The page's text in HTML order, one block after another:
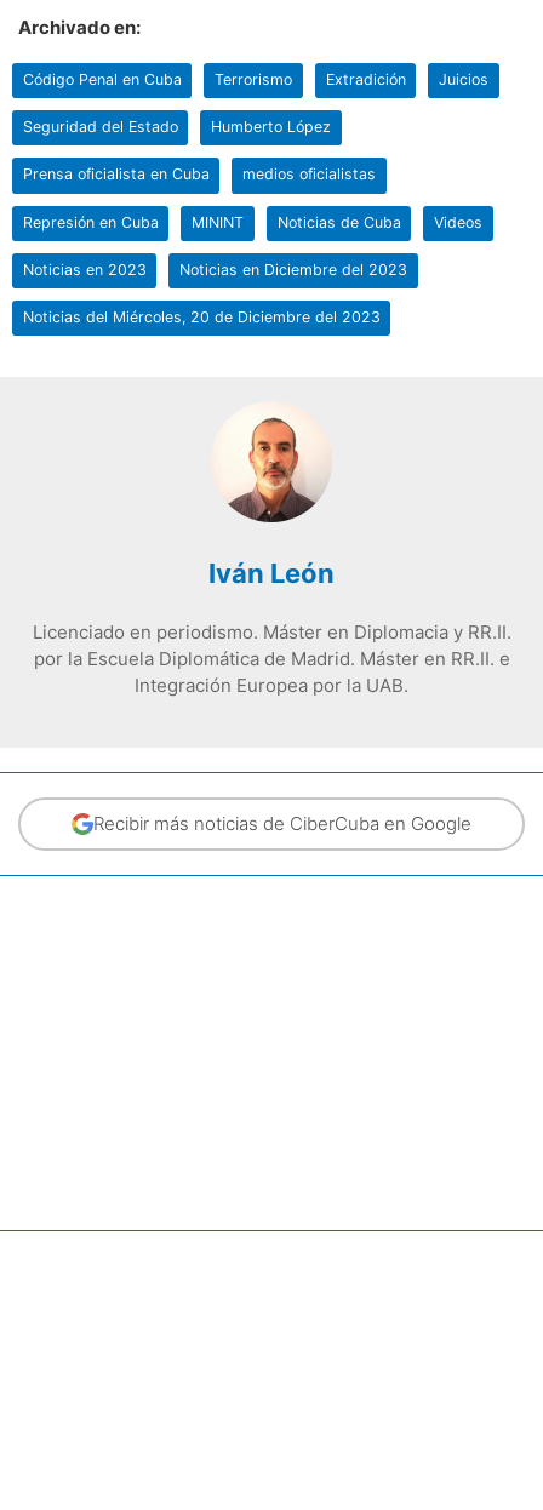
Archivado en:
Código Penal en Cuba Terrorismo Extradición Juicios
Seguridad del Estado Humberto López
Prensa oficialista en Cuba medios oficialistas
Represión en Cuba MININT Noticias de Cuba Videos
Noticias en 2023 Noticias en Diciembre del 2023
Noticias del Miércoles, 20 de Diciembre del 2023
Iván León
Licenciado en periodismo. Máster en Diplomacia y RR.II.
por la Escuela Diplomática de Madrid. Máster en RR.II. e
Integración Europea por la UAB.
Recibir más noticias de CiberCuba en Google